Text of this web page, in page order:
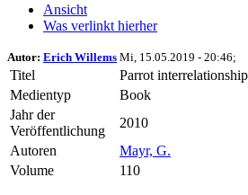
Ansicht
Was verlinkt hierher
Autor: Erich Willems Mi, 15.05.2019 - 20:46;
Titel
Parrot
Medientyp
Book
Jahr der
Veröffentlichung
2010
Autoren
Mayr, G.
Volume
110